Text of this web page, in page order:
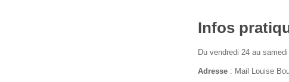
Infos
Du vendredi 24 au
Adresse : Mail Louise